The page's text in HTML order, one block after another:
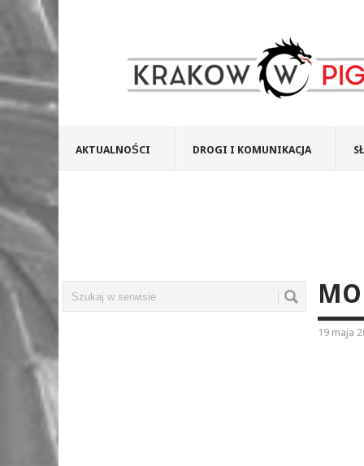
AKTUALNOŚCI DROGI I KOMUNIKACJA
19 maja